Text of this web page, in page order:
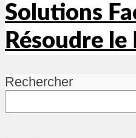
Solutions
Résoudre
Rechercher